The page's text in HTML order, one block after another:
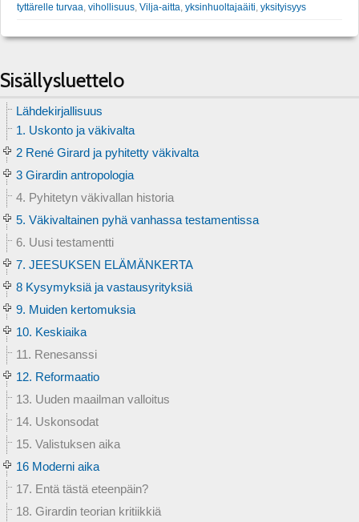
tyttärelle turvaa vihollisuus Vilja-aitta yksinhuoltajaäiti yksityisyys
Sisällysluettelo
Lähdekirjallisuus
1. Uskonto ja väkivalta
2 René Girard ja pyhitetty väkivalta
3 Girardin antropologia
4. Pyhitetyn väkivallan historia
5. Väkivaltainen pyhä vanhassa testamentissa
6. Uusi testamentti
7. JEESUKSEN ELÄMÄNKERTA
8 Kysymyksiä ja vastausyrityksiä
9. Muiden kertomuksia
10. Keskiaika
11. Renesanssi
12. Reformaatio
13. Uuden maailman valloitus
14. Uskonsodat
15. Valistuksen aika
16 Moderni aika
17. Entä tästä eteenpäin?
18. Girardin teorian kritiikkiä